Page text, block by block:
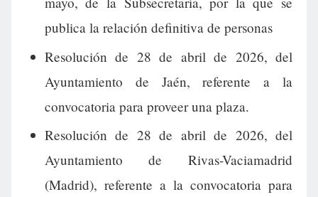
publica la relación definitiva de personas
Resolución de 28 de abril de 2026, del
Ayuntamiento de Jaén, referente a la
convocatoria para proveer una plaza.
Resolución de 28 de abril de 2026, del
Ayuntamiento de Rivas-Vaciamadrid
(Madrid), referente a la convocatoria para